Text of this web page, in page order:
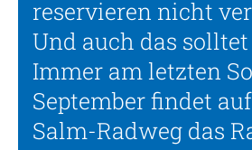
reservieren nicht
Und auch das
Immer am letzten
September findet
Salm-Radweg das